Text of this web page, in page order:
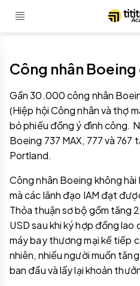
Công nhân
Gần 30.000 công nhân
(Hiệp hội Công nhân và thợ
bỏ phiếu đồng ý đình công.
Boeing 737 MAX, 777 và 767
Portland.
Công nhân Boeing không
mà các lãnh đạo IAM đạt
Thỏa thuận sơ bộ gồm tăng
USD sau khi ký hợp đồng lao
máy bay thương mại kế tiếp
nhiên, nhiều người muốn
ban đầu và lấy lại khoản